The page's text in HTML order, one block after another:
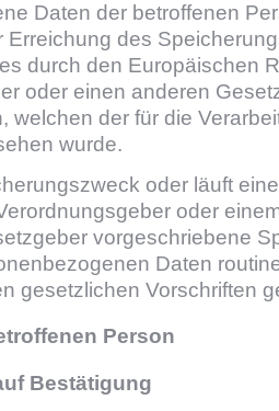
Daten der betroffenen
Erreichung des
durch den Europäischen
oder einen anderen
welchen der für die
wurde.
oder läuft
oder
vorgeschriebene
Daten
gesetzlichen Vorschriften
Person
Bestätigung